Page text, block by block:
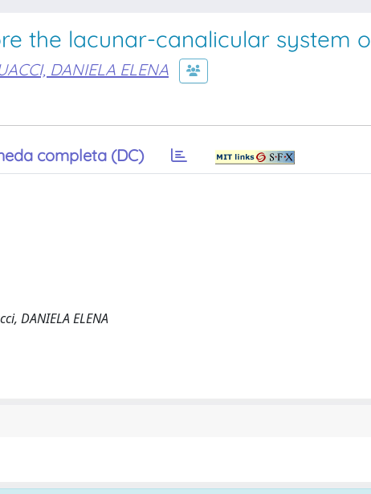
the lacunar-canalicular system
DANIELA ELENA
completa (DC)
DANIELA ELENA